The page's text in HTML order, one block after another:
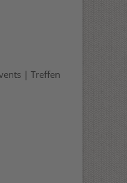
| Treffen